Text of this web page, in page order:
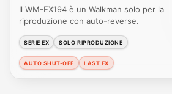
Il WM-EX194 è un Walkman solo per la
riproduzione con auto-reverse.
SERIE EX SOLO RIPRODUZIONE
AUTO SHUT-OFF LAST EX